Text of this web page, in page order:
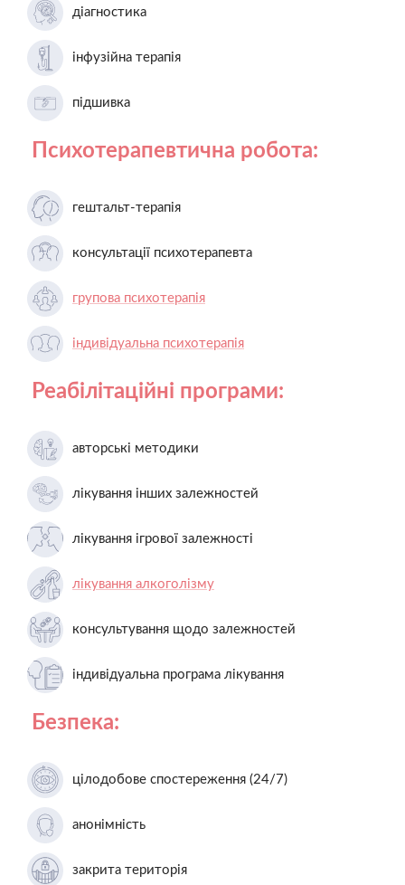
діагностика
інфузійна терапія
підшивка
Психотерапевтична робота:
гештальт-терапія
консультації психотерапевта
групова психотерапія
індивідуальна психотерапія
Реабілітаційні програми:
авторські методики
лікування інших залежностей
лікування ігрової залежності
лікування алкоголізму
консультування щодо залежностей
індивідуальна програма лікування
Безпека:
цілодобове спостереження (24/7)
анонімність
закрита територія